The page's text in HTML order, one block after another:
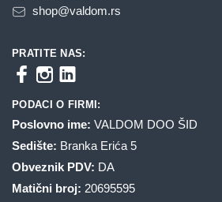
shop@valdom.rs
PRATITE NAS:
PODACI O FIRMI:
Poslovno ime: VALDOM DOO ŠID
Sedište: Branka Erića 5
Obveznik PDV: DA
Matični broj: 20695595